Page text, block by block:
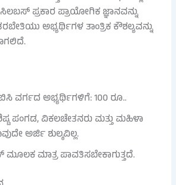
ಪ್ರಕಾರ ಪ್ರಾಯೋಗಿಕ ಜ್ಞಾನವನ್ನು
ಅಭ್ಯರ್ಥಿಗಳ ತಾಂತ್ರಿಕ ಕೌಶಲ್ಯವನ್ನು
ವರ್ಗದ ಅಭ್ಯರ್ಥಿಗಳಿಗೆ: 100 ರೂ..
ಪಂಗಡ, ವಿಕಲಚೇತನರು ಮತ್ತು ಮಹಿಳಾ
ಅರ್ಜಿ ಶುಲ್ಕವಿಲ್ಲ.
ಮೂಲಕ ಮಾತ್ರ ಪಾವತಿಸಬೇಕಾಗುತ್ತದೆ.